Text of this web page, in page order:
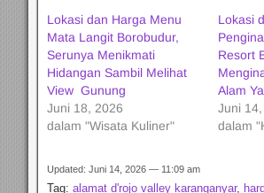
Lokasi dan Harga Menu
Mata Langit Borobudur,
Serunya Menikmati
Hidangan Sambil Melihat
View Gunung
Juni 18, 2026
dalam "Wisata Kuliner"
Lokasi
Resort
Alam
Juni
dalam
Updated: Juni 14, 2026 — 11:09 am
Tag: alamat d'rojo valley karanganyar,